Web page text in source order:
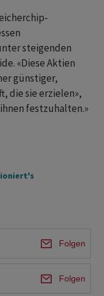
steigenden
«Diese Aktien
günstiger,
die sie erzielen»,
festzuhalten.»
Folgen
Folgen